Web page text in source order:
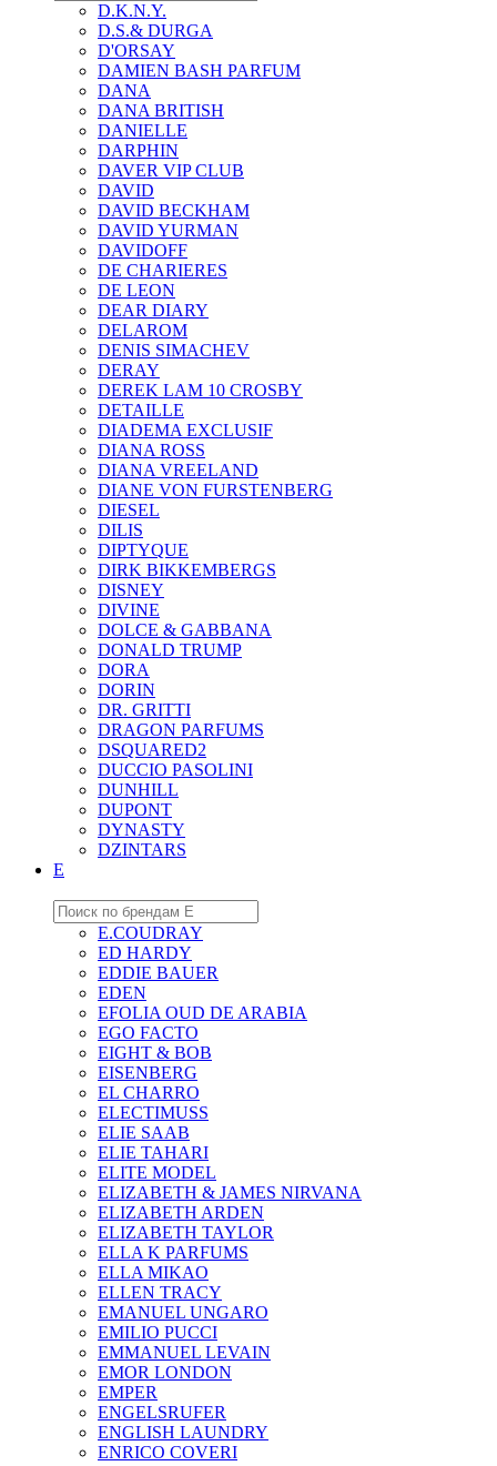
D.K.N.Y.
D.S.& DURGA
D'ORSAY
DAMIEN BASH PARFUM
DANA
DANA BRITISH
DANIELLE
DARPHIN
DAVER VIP CLUB
DAVID
DAVID BECKHAM
DAVID YURMAN
DAVIDOFF
DE CHARIERES
DE LEON
DEAR DIARY
DELAROM
DENIS SIMACHEV
DERAY
DEREK LAM 10 CROSBY
DETAILLE
DIADEMA EXCLUSIF
DIANA ROSS
DIANA VREELAND
DIANE VON FURSTENBERG
DIESEL
DILIS
DIPTYQUE
DIRK BIKKEMBERGS
DISNEY
DIVINE
DOLCE & GABBANA
DONALD TRUMP
DORA
DORIN
DR. GRITTI
DRAGON PARFUMS
DSQUARED2
DUCCIO PASOLINI
DUNHILL
DUPONT
DYNASTY
DZINTARS
E
E.COUDRAY
ED HARDY
EDDIE BAUER
EDEN
EFOLIA OUD DE ARABIA
EGO FACTO
EIGHT & BOB
EISENBERG
EL CHARRO
ELECTIMUSS
ELIE SAAB
ELIE TAHARI
ELITE MODEL
ELIZABETH & JAMES NIRVANA
ELIZABETH ARDEN
ELIZABETH TAYLOR
ELLA K PARFUMS
ELLA MIKAO
ELLEN TRACY
EMANUEL UNGARO
EMILIO PUCCI
EMMANUEL LEVAIN
EMOR LONDON
EMPER
ENGELSRUFER
ENGLISH LAUNDRY
ENRICO COVERI